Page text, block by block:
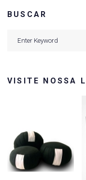
BUSCAR
VISITE NOSSA